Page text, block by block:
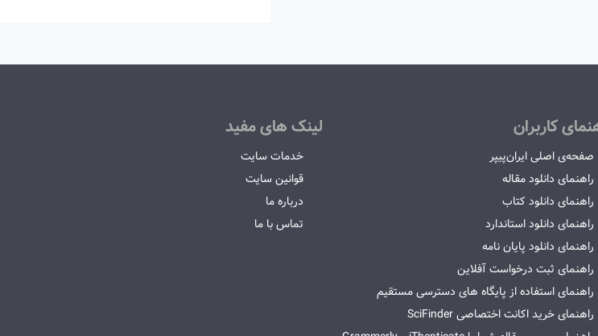
کاربران
صفحه‌ی اصلی ایران‌پیپر
راهنمای دانلود مقاله
راهنمای دانلود کتاب
راهنمای دانلود استاندارد
راهنمای دانلود پایان نامه
راهنمای ثبت درخواست آفلاین
راهنمای استفاده از پایگاه های دسترسی مستقیم
راهنمای خرید اکانت اختصاصی SciFinder
لینک های مفید
خدمات سایت
قوانین سایت
درباره ما
تماس با ما